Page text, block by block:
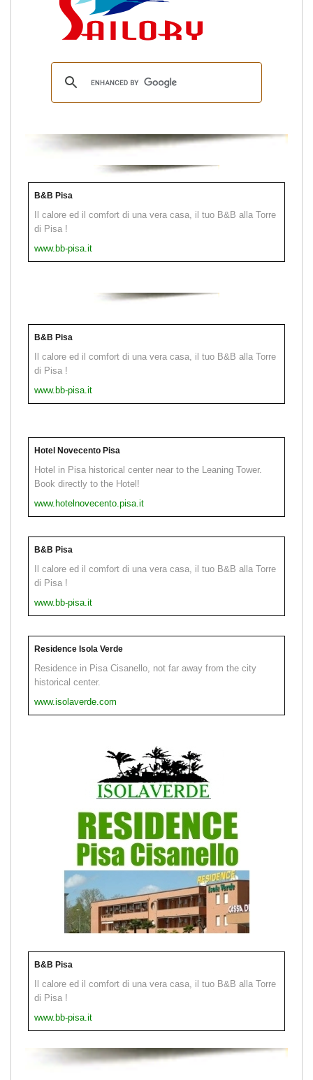
B&B Pisa
Il calore ed il comfort di una vera casa, il tuo B&B alla Torre
di Pisa !
www.bb-pisa.it
B&B Pisa
Il calore ed il comfort di una vera casa, il tuo B&B alla Torre
di Pisa !
www.bb-pisa.it
Hotel Novecento Pisa
Hotel in Pisa historical center near to the Leaning Tower.
Book directly to the Hotel!
www.hotelnovecento.pisa.it
B&B Pisa
Il calore ed il comfort di una vera casa, il tuo B&B alla Torre
di Pisa !
www.bb-pisa.it
Residence Isola Verde
Residence in Pisa Cisanello, not far away from the city
historical center.
www.isolaverde.com
B&B Pisa
Il calore ed il comfort di una vera casa, il tuo B&B alla Torre
di Pisa !
www.bb-pisa.it